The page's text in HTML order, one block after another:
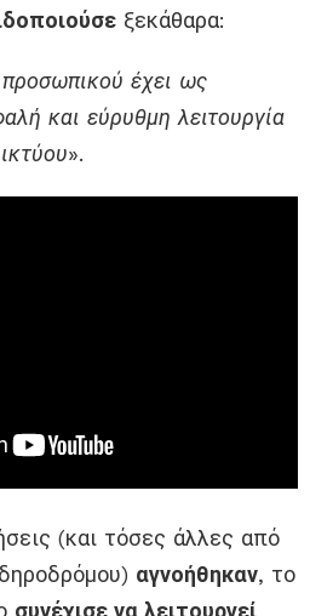
ξεκάθαρα:
έχει ως
και εύρυθμη λειτουργία
».
(και τόσες άλλες από
αγνοήθηκαν, το
συνέχισε να λειτουργεί